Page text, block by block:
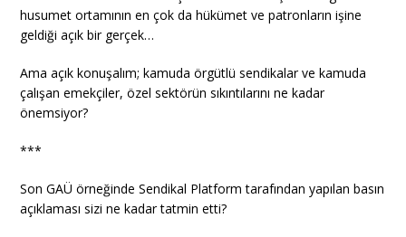
husumet ortamının en çok da hükümet ve patronların işine
geldiği açık bir gerçek…
Ama açık konuşalım; kamuda örgütlü sendikalar ve kamuda
çalışan emekçiler, özel sektörün sıkıntılarını ne kadar
önemsiyor?
***
Son GAÜ örneğinde Sendikal Platform tarafından yapılan basın
açıklaması sizi ne kadar tatmin etti?